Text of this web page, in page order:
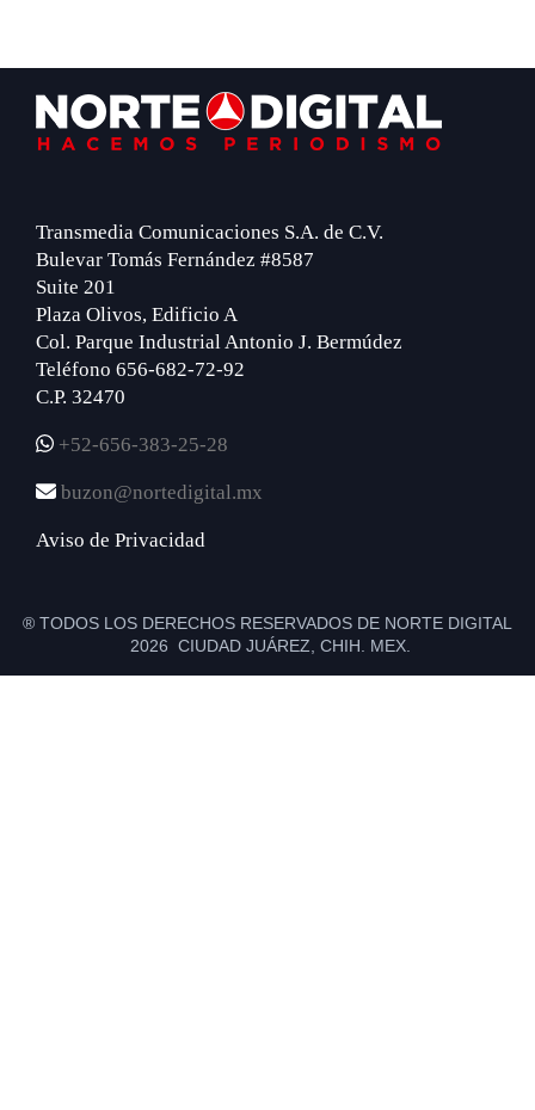
Footer
Transmedia Comunicaciones S.A. de C.V.
Bulevar Tomás Fernández #8587
Suite 201
Plaza Olivos, Edificio A
Col. Parque Industrial Antonio J. Bermúdez
Teléfono 656-682-72-92
C.P. 32470
+52-656-383-25-28
buzon@nortedigital.mx
Aviso de Privacidad
® TODOS LOS DERECHOS RESERVADOS DE NORTE DIGITAL
2026 CIUDAD JUÁREZ, CHIH. MEX.